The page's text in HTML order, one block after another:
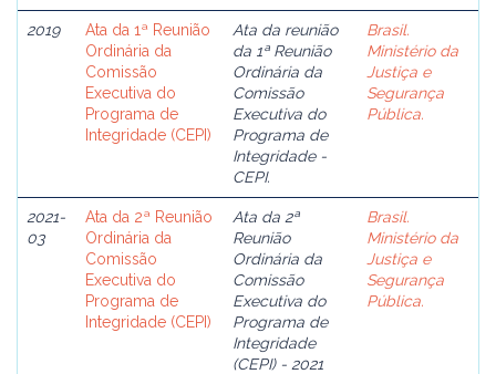
2019
Ata da 1ª Reunião
Ordinária da
Comissão
Executiva do
Programa de
Integridade (CEPI)
Ata da reunião
da 1ª Reunião
Ordinária da
Comissão
Executiva do
Programa de
Integridade -
CEPI.
Brasil.
Ministério da
Justiça e
Segurança
Pública.
2021-
03
Ata da 2ª Reunião
Ordinária da
Comissão
Executiva do
Programa de
Integridade (CEPI)
Ata da 2ª
Reunião
Ordinária da
Comissão
Executiva do
Programa de
Integridade
(CEPI) - 2021
Brasil.
Ministério da
Justiça e
Segurança
Pública.